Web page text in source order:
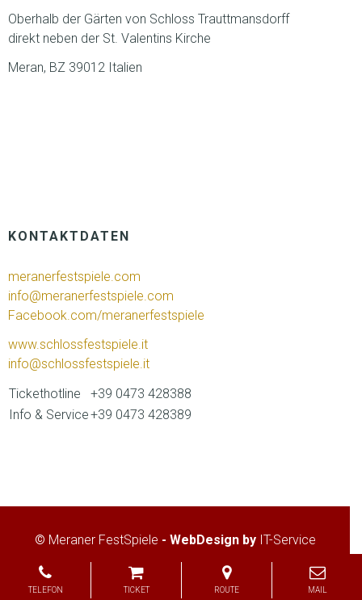
TELEFON TICKET ROUTE MAIL
Oberhalb der Gärten von Schloss Trauttmansdorff
direkt neben der St. Valentins Kirche
Meran, BZ 39012 Italien
KONTAKTDATEN
meranerfestspiele.com
info@meranerfestspiele.com
Facebook.com/meranerfestspiele
www.schlossfestspiele.it
info@schlossfestspiele.it
Tickethotline
+39 0473 428388
Info & Service+39 0473 428389
© Meraner FestSpiele - WebDesign by IT-Service
Home Impressum/Privacy/Cookies Kontakt